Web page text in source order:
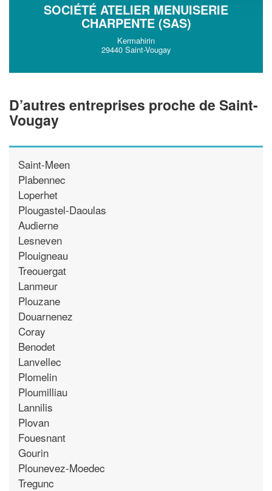
SOCIÉTÉ ATELIER MENUISERIE
CHARPENTE (SAS)
Kermahirin
29440 Saint-Vougay
D’autres entreprises proche de Saint-
Vougay
Saint-Meen
Plabennec
Loperhet
Plougastel-Daoulas
Audierne
Lesneven
Plouigneau
Treouergat
Lanmeur
Plouzane
Douarnenez
Coray
Benodet
Lanvellec
Plomelin
Ploumilliau
Lannilis
Plovan
Fouesnant
Gourin
Plounevez-Moedec
Tregunc